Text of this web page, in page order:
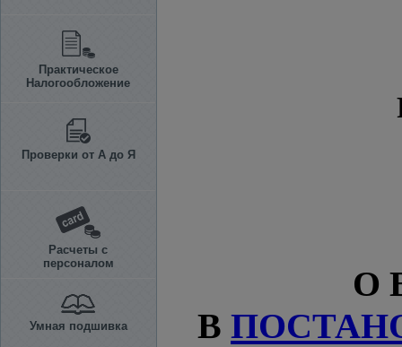
Практическое
Налогообложение
Проверки от А до Я
Расчеты с
персоналом
Умная подшивка
О
В